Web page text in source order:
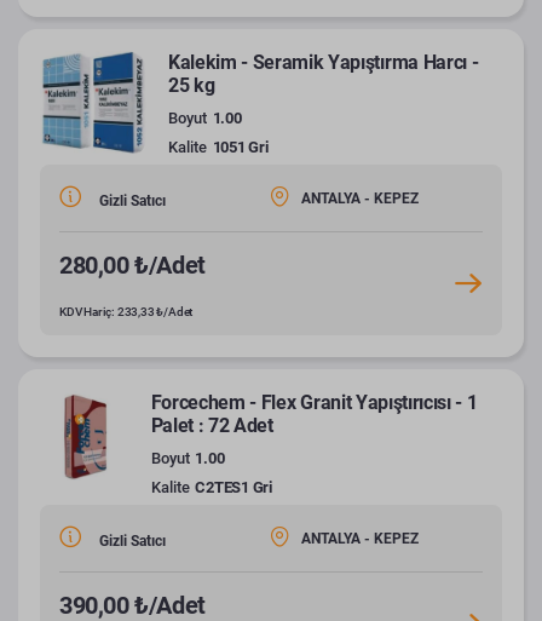
Kalekim - Seramik Yapıştırma Harcı -
25 kg
Boyut 1.00
Kalite 1051 Gri
Gizli Satıcı ANTALYA - KEPEZ
280,00 ₺/Adet
KDV Hariç: 233,33 ₺/Adet
Forcechem - Flex Granit Yapıştırıcısı - 1
Palet : 72 Adet
Boyut 1.00
Kalite C2TES1 Gri
Gizli Satıcı ANTALYA - KEPEZ
390,00 ₺/Adet